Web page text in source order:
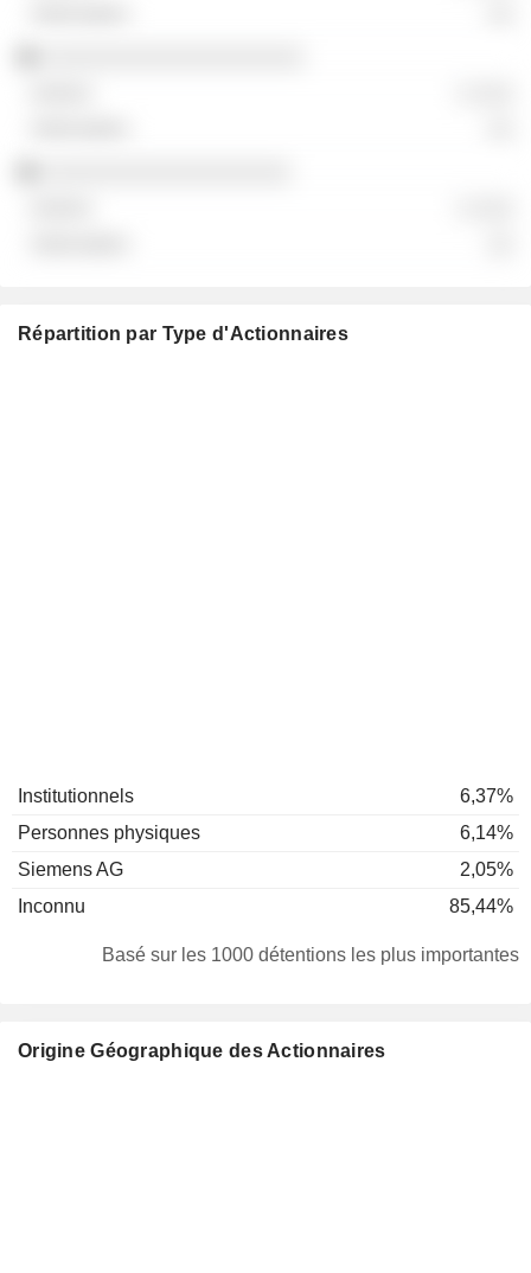
Répartition par Type d'Actionnaires
Institutionnels
6,37%
Personnes physiques
6,14%
Siemens AG
2,05%
Inconnu
85,44%
Basé sur les 1000 détentions les plus importantes
Origine Géographique des Actionnaires